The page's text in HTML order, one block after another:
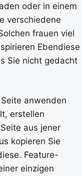
oder in einem
verschiedene
frauen viel
Ebendiese
Sie nicht gedacht
anwenden
erstellen
aus jener
kopieren Sie
Feature-
einzigen